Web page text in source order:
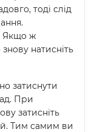
тоді слід
Якщо ж
натисніть
затиснути
При
затисніть
Тим самим ви